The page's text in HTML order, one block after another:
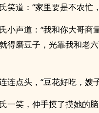
笑道：“家里要是不农忙
小声道：“我和你大哥商
得磨豆子，光靠我和老
连点头，“豆花好吃，嫂
一笑，伸手摸了摸她的